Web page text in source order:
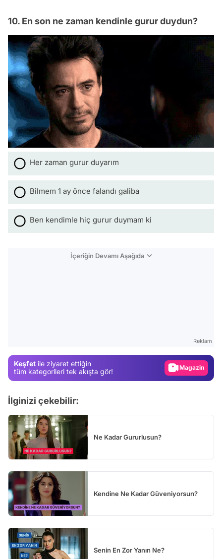
10. En son ne zaman kendinle gurur duydun?
Her zaman gurur duyarım
Bilmem 1 ay önce falandı galiba
Ben kendimle hiç gurur duymam ki
İçeriğin Devamı Aşağıda
Reklam
Keşfet ile ziyaret ettiğin
tüm kategorileri tek akışta gör!
Video
İlginizi çekebilir:
Ne Kadar Gururlusun?
Kendine Ne Kadar Güveniyorsun?
Senin En Zor Yanın Ne?